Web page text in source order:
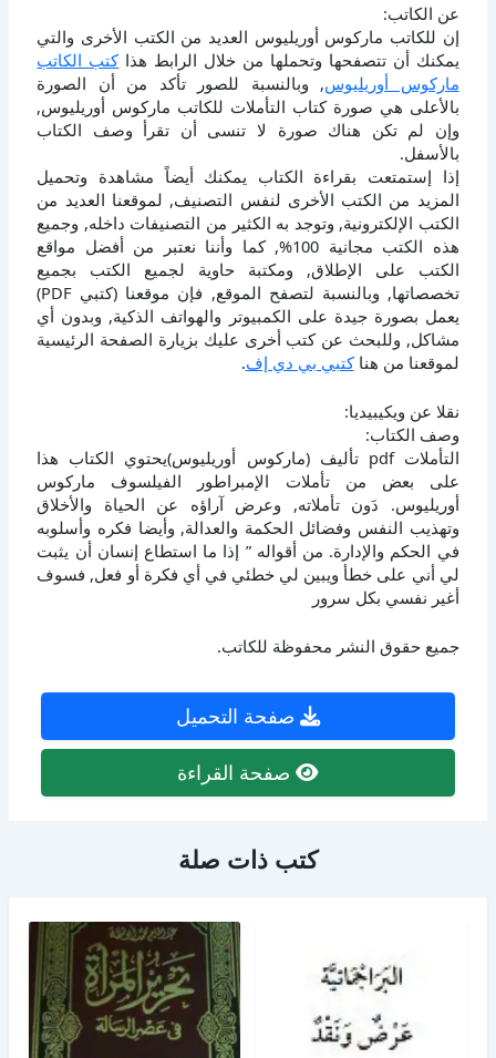
عن الكاتب:
إن للكاتب ماركوس أوريليوس العديد من الكتب الأخرى والتي
يمكنك أن تتصفحها وتحملها من خلال الرابط هذاكتب الكاتب
ماركوس أوريليوس, وبالنسبة للصور تأكد من أن الصورة
بالأعلى هي صورة كتاب التأملات للكاتب ماركوس أوريليوس,
وإن لم تكن هناك صورة لا تنسى أن تقرأ وصف الكتاب
بالأسفل.
إذا إستمتعت بقراءة الكتاب يمكنك أيضاً مشاهدة وتحميل
المزيد من الكتب الأخرى لنفس التصنيف, لموقعنا العديد من
الكتب الإلكترونية, وتوجد به الكثير من التصنيفات داخله, وجميع
هذه الكتب مجانية 100%, كما وأننا نعتبر من أفضل مواقع
الكتب على الإطلاق, ومكتبة حاوية لجميع الكتب بجميع
تخصصاتها, وبالنسبة لتصفح الموقع, فإن موقعنا (كتبي PDF)
يعمل بصورة جيدة على الكمبيوتر والهواتف الذكية, وبدون أي
مشاكل, وللبحث عن كتب أخرى عليك بزيارة الصفحة الرئيسية
لموقعنا من هناكتبي بي دي إف.
نقلا عن ويكيبيديا:
وصف الكتاب:
التأملات pdf تأليف (ماركوس أوريليوس)يحتوي الكتاب هذا
على بعض من تأملات الإمبراطور الفيلسوف ماركوس
أوريليوس. دَون تأملاته, وعرض آراؤه عن الحياة والأخلاق
وتهذيب النفس وفضائل الحكمة والعدالة, وأيضا فكره وأسلوبه
في الحكم والإدارة. من أقواله ” إذا ما استطاع إنسان أن يثبت
لي أني على خطأ ويبين لي خطئي في أي فكرة أو فعل, فسوف
أغير نفسي بكل سرور
جميع حقوق النشر محفوظة للكاتب.
صفحة التحميل
صفحة القراءة
كتب ذات صلة